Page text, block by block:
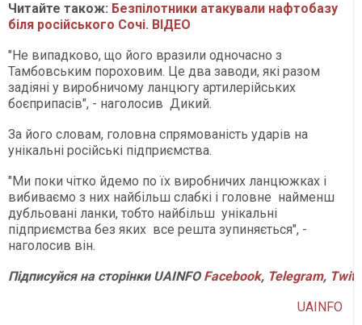
Читайте також: Безпілотники атакували нафтобазу
біля російського Сочі. ВІДЕО
"Не випадково, що його вразили одночасно з
Тамбовським пороховим. Це два заводи, які разом
задіяні у виробничому ланцюгу артилерійських
боєприпасів", - наголосив Дикий.
За його словам, головна спрямованість ударів на
унікальні російські підприємства.
"Ми поки чітко йдемо по їх виробничих ланцюжках і
вибиваємо з них найбільш слабкі і головне найменш
дубльовані ланки, тобто найбільш унікальні
підприємства без яких все решта зупиняється", -
наголосив він.
ПідписуйсянасторінкиUAINFO Facebook, Telegram,
UAINFO